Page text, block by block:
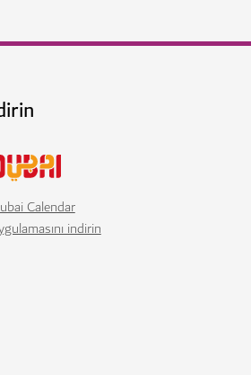
Calendar
indirin